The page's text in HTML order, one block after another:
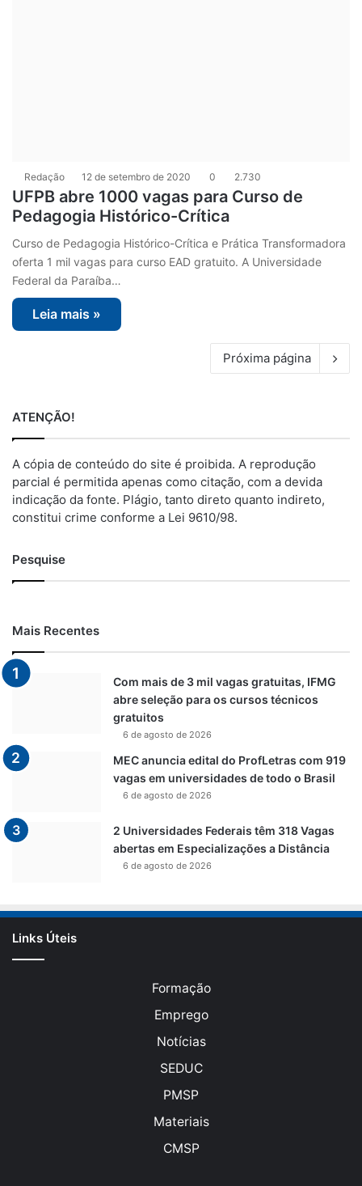
Redação 12 de setembro de 2020 0 2.730
UFPB abre 1000 vagas para Curso de
Pedagogia Histórico-Crítica
Curso de Pedagogia Histórico-Crítica e Prática Transformadora
oferta 1 mil vagas para curso EAD gratuito. A Universidade
Federal da Paraíba…
Leia mais »
Próxima página
ATENÇÃO!
A cópia de conteúdo do site é proibida. A reprodução
parcial é permitida apenas como citação, com a devida
indicação da fonte. Plágio, tanto direto quanto indireto,
constitui crime conforme a Lei 9610/98.
Pesquise
Mais Recentes
Com mais de 3 mil vagas gratuitas, IFMG
abre seleção para os cursos técnicos
gratuitos
6 de agosto de 2026
MEC anuncia edital do ProfLetras com 919
vagas em universidades de todo o Brasil
6 de agosto de 2026
2 Universidades Federais têm 318 Vagas
abertas em Especializações a Distância
6 de agosto de 2026
Links Úteis
Formação
Emprego
Notícias
SEDUC
PMSP
Materiais
CMSP